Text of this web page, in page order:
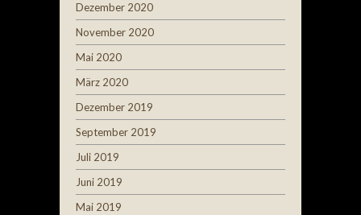
Dezember 2020
November 2020
Mai 2020
März 2020
Dezember 2019
September 2019
Juli 2019
Juni 2019
Mai 2019